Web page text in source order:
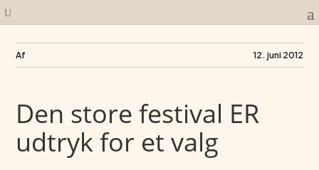
Af 12. juni 2012
Den store festival ER
udtryk for et valg